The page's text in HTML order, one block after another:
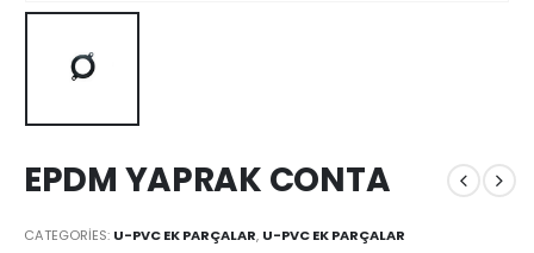
EPDM YAPRAK CONTA
CATEGORIES: U-PVC EK PARÇALAR, U-PVC EK PARÇALAR